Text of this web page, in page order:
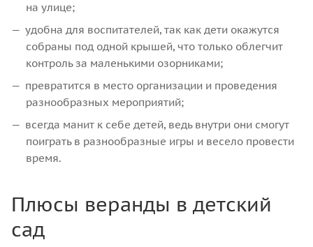
на улице;
удобна для воспитателей, так как дети окажутся
собраны под одной крышей, что только облегчит
контроль за маленькими озорниками;
превратится в место организации и проведения
разнообразных мероприятий;
всегда манит к себе детей, ведь внутри они смогут
поиграть в разнообразные игры и весело провести
время.
Плюсы веранды в детский
сад